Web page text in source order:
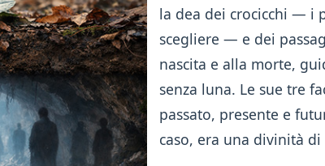
la dea dei crocicchi — i
scegliere — e dei
nascita e alla morte,
senza luna. Le sue tre
passato, presente e
caso, era una divinità di